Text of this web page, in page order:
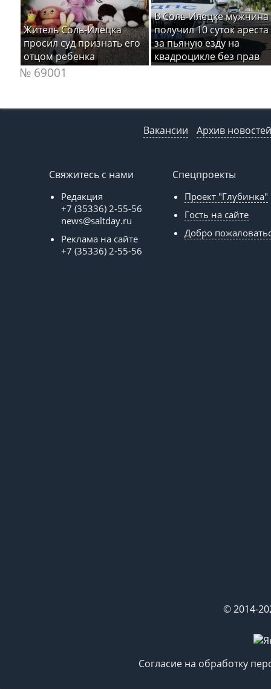
Житель Соль-Илецка
просил суд признать его
отцом ребенка
В Соль-Илецке мужчина
получил 10 суток ареста
за пьяную езду на
квадроцикле без прав
№ 69001
Вакансии Архив новостей
Свяжитесь с нами
Редакция
+7 (35336) 2-55-56
news@saltday.ru
Реклама на сайте
+7 (35336) 2-55-56
Спецпроекты
Проект "Глубинка"
Гость на сайте
Добро
© 2014-
Согласие на обработку